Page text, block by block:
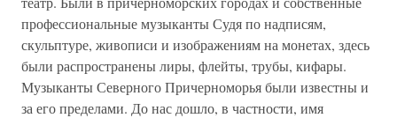
профессиональные музыканты Судя по надписям,
скульптуре, живописи и изображениям на монетах, здесь
были распространены лиры, флейты, трубы, кифары.
Музыканты Северного Причерноморья были известны и
за его пределами. До нас дошло, в частности, имя